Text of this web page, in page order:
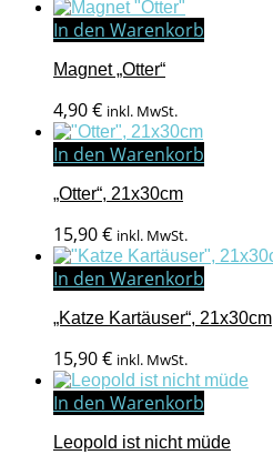
In den Warenkorb
Magnet „Otter“
4,90€ inkl. MwSt.
In den Warenkorb
„Otter“, 21x30cm
15,90€ inkl. MwSt.
In den Warenkorb
„Katze Kartäuser“, 21x30cm
15,90€ inkl. MwSt.
In den Warenkorb
Leopold ist nicht müde